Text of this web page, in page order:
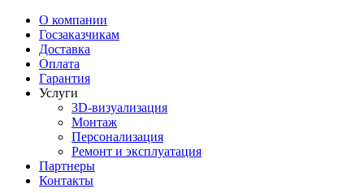
О компании
Госзаказчикам
Доставка
Оплата
Гарантия
Услуги
3D-визуализация
Монтаж
Персонализация
Ремонт и эксплуатация
Партнеры
Контакты